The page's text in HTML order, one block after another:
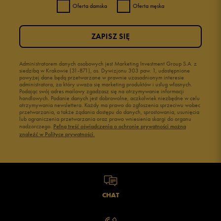
Oferta damska Oferta męska
Administratorem danych osobowych jest Marketing Investment Group S.A. z
siedzibą w Krakowie (31-871), os. Dywizjonu 303 paw. 1, udostępnione
powyżej dane będą przetwarzane w prawnie uzasadnionym interesie
administratora, za który uważa się marketing produktów i usług własnych.
Podając swój adres mailowy zgadzasz się na otrzymywanie informacji
handlowych. Podanie danych jest dobrowolne, aczkolwiek niezbędne w celu
otrzymywania newslettera. Każdy ma prawo do zgłoszenia sprzeciwu wobec
przetwarzania, a także żądania dostępu do danych, sprostowania, usunięcia
lub ograniczenia przetwarzania oraz prawo wniesienia skargi do organu
nadzorczego. Pełną treść oświadczenia o ochronie prywatności można
znaleźć w Polityce prywatności.
ZAPISZ SIĘ
CHAT